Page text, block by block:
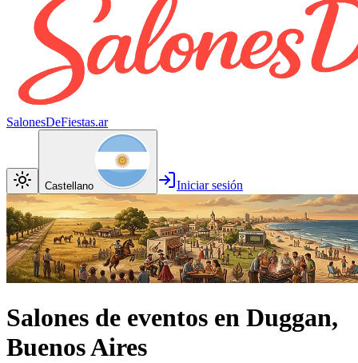
SalonesDeFiestas.ar
Castellano Iniciar sesión
Salones de eventos en Duggan,
Buenos Aires